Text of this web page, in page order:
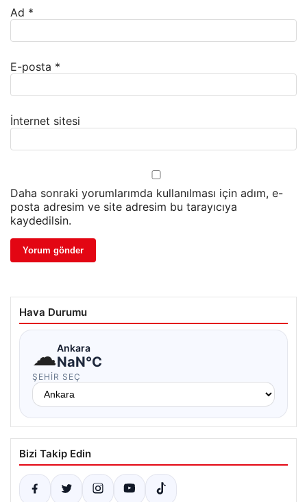
Ad *
E-posta *
İnternet sitesi
Daha sonraki yorumlarımda kullanılması için adım, e-
posta adresim ve site adresim bu tarayıcıya
kaydedilsin.
Hava Durumu
☁Ankara
NaN°C
ŞEHIR SEÇ
Bizi Takip Edin